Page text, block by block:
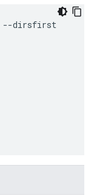
--dirsfirst